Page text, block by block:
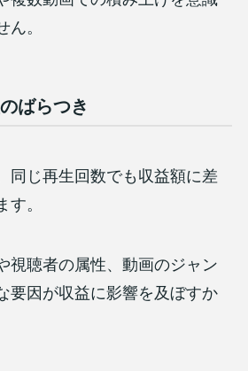
ん。
ばらつき
同じ再生回数でも収益額に差
す。
視聴者の属性、動画のジャン
要因が収益に影響を及ぼすか